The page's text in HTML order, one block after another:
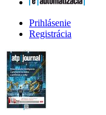
Prihlásenie
Registrácia